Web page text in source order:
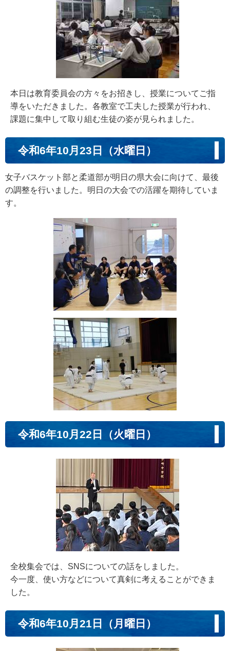
本日は教育委員会の方々をお招きし、授業についてご指
導をいただきました。各教室で工夫した授業が行われ、
課題に集中して取り組む生徒の姿が見られました。
令和6年10月23日（水曜日）
女子バスケット部と柔道部が明日の県大会に向けて、最後
の調整を行いました。明日の大会での活躍を期待していま
す。
令和6年10月22日（火曜日）
全校集会では、SNSについての話をしました。
今一度、使い方などについて真剣に考えることができま
した。
令和6年10月21日（月曜日）